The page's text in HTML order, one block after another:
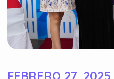
FEBRERO 27, 2025